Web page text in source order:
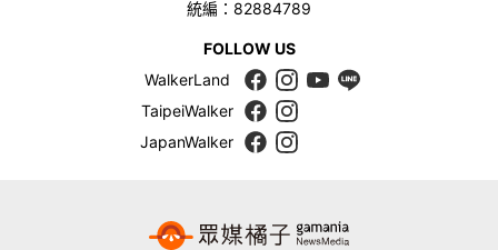
統編：82884789
FOLLOW US
WalkerLand
TaipeiWalker
JapanWalker